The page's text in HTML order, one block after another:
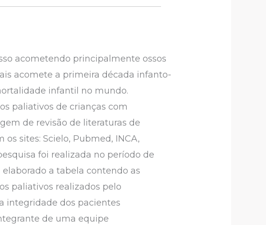
acometendo principalmente ossos
acomete a primeira década infanto-
infantil no mundo.
paliativos de crianças com
de revisão de literaturas de
sites: Scielo, Pubmed, INCA,
foi realizada no período de
a tabela contendo as
paliativos realizados pelo
integridade dos pacientes
de uma equipe